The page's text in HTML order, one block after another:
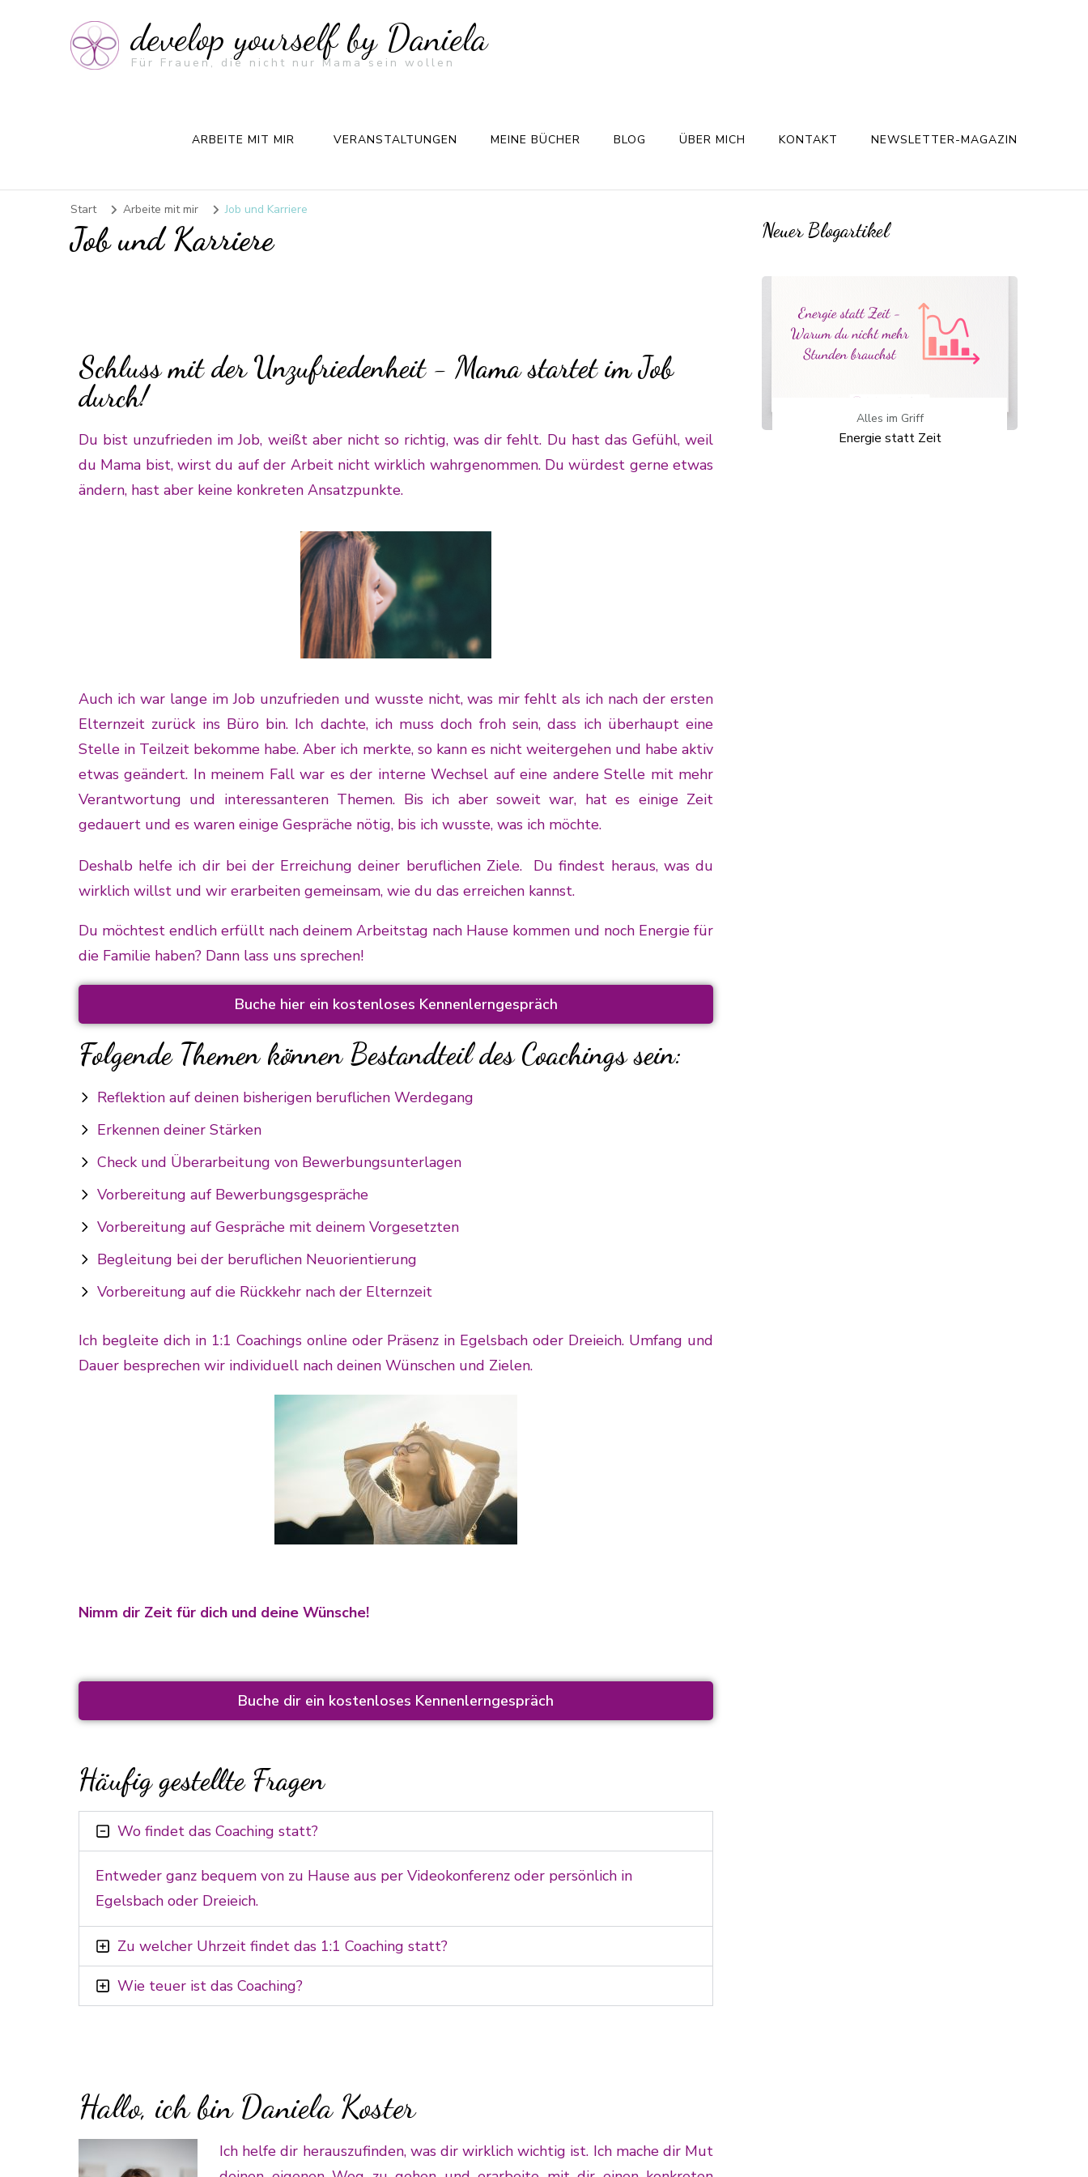
develop yourself by Daniela
Für Frauen, die nicht nur Mama sein wollen
ARBEITE MIT MIR VERANSTALTUNGEN MEINE BÜCHER BLOG ÜBER MICH KONTAKT NEWSLETTER-MAGAZIN
Start Arbeite mit mir Job und Karriere
Job und Karriere
Schluss mit der Unzufriedenheit - Mama startet im Job
durch!
Du bist unzufrieden im Job, weißt aber nicht so richtig, was dir fehlt. Du hast das Gefühl, weil
du Mama bist, wirst du auf der Arbeit nicht wirklich wahrgenommen. Du würdest gerne etwas
ändern, hast aber keine konkreten Ansatzpunkte.
Auch ich war lange im Job unzufrieden und wusste nicht, was mir fehlt als ich nach der ersten
Elternzeit zurück ins Büro bin. Ich dachte, ich muss doch froh sein, dass ich überhaupt eine
Stelle in Teilzeit bekomme habe. Aber ich merkte, so kann es nicht weitergehen und habe aktiv
etwas geändert. In meinem Fall war es der interne Wechsel auf eine andere Stelle mit mehr
Verantwortung und interessanteren Themen. Bis ich aber soweit war, hat es einige Zeit
gedauert und es waren einige Gespräche nötig, bis ich wusste, was ich möchte.
Deshalb helfe ich dir bei der Erreichung deiner beruflichen Ziele. Du findest heraus, was du
wirklich willst und wir erarbeiten gemeinsam, wie du das erreichen kannst.
Du möchtest endlich erfüllt nach deinem Arbeitstag nach Hause kommen und noch Energie für
die Familie haben? Dann lass uns sprechen!
Buche hier ein kostenloses Kennenlerngespräch
Folgende Themen können Bestandteil des Coachings sein:
Reflektion auf deinen bisherigen beruflichen Werdegang
Erkennen deiner Stärken
Check und Überarbeitung von Bewerbungsunterlagen
Vorbereitung auf Bewerbungsgespräche
Vorbereitung auf Gespräche mit deinem Vorgesetzten
Begleitung bei der beruflichen Neuorientierung
Vorbereitung auf die Rückkehr nach der Elternzeit
Ich begleite dich in 1:1 Coachings online oder Präsenz in Egelsbach oder Dreieich. Umfang und
Dauer besprechen wir individuell nach deinen Wünschen und Zielen.
Nimm dir Zeit für dich und deine Wünsche!
Buche dir ein kostenloses Kennenlerngespräch
Häufig gestellte Fragen
Wo findet das Coaching statt?
Entweder ganz bequem von zu Hause aus per Videokonferenz oder persönlich in
Egelsbach oder Dreieich.
Zu welcher Uhrzeit findet das 1:1 Coaching statt?
Wie teuer ist das Coaching?
Hallo, ich bin Daniela Koster
Ich helfe dir herauszufinden, was dir wirklich wichtig ist. Ich mache dir Mut
Neuer Blogartikel
Alles im Griff
Energie statt Zeit